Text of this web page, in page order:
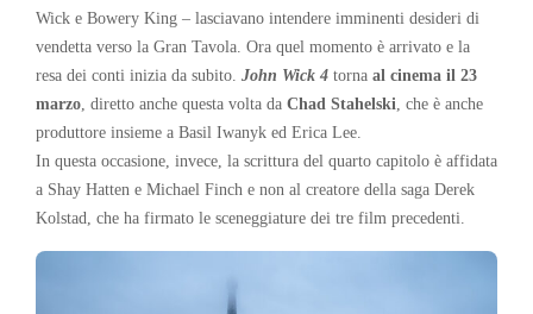
Wick e Bowery King – lasciavano intendere imminenti desideri di
vendetta verso la Gran Tavola. Ora quel momento è arrivato e la
resa dei conti inizia da subito. John Wick 4 torna al cinema il 23
marzo, diretto anche questa volta da Chad Stahelski, che è anche
produttore insieme a Basil Iwanyk ed Erica Lee.
In questa occasione, invece, la scrittura del quarto capitolo è affidata
a Shay Hatten e Michael Finch e non al creatore della saga Derek
Kolstad, che ha firmato le sceneggiature dei tre film precedenti.